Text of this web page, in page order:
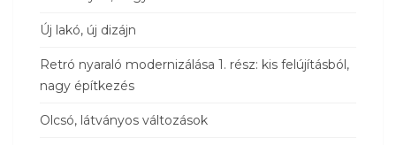
Új lakó, új dizájn
Retró nyaraló modernizálása 1. rész: kis felújításból,
nagy építkezés
Olcsó, látványos változások